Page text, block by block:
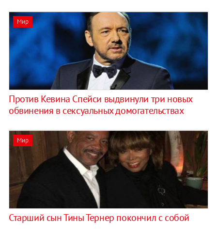
Мир
Против Кевина Спейси выдвинули три новых
обвинения в сексуальных домогательствах
Мир
Старший сын Тины Тернер покончил с собой